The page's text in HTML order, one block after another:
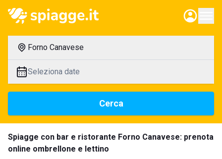
Forno Canavese
Seleziona date
Cerca
Spiagge con bar e ristorante Forno Canavese: prenota
online ombrellone e lettino